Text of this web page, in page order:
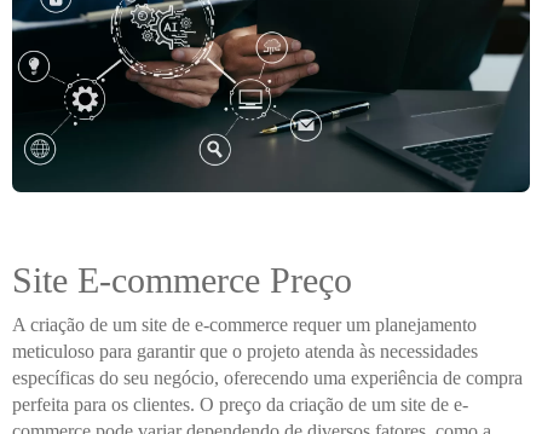
Site E-commerce Preço
A criação de um site de e-commerce requer um planejamento
meticuloso para garantir que o projeto atenda às necessidades
específicas do seu negócio, oferecendo uma experiência de compra
perfeita para os clientes. O preço da criação de um site de e-